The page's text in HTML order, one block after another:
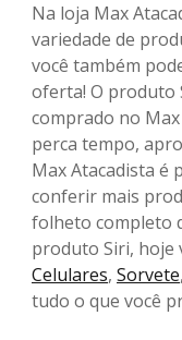
Na loja Max
variedade de
você também
oferta! O produto
comprado no
perca tempo,
Max Atacadista é
conferir mais
folheto completo
produto Siri, hoje
Celulares, Sorvete,
tudo o que você